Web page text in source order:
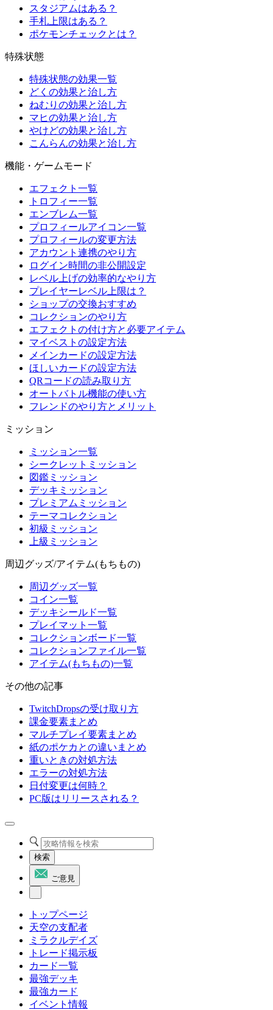
スタジアムはある？
手札上限はある？
ポケモンチェックとは？
特殊状態
特殊状態の効果一覧
どくの効果と治し方
ねむりの効果と治し方
マヒの効果と治し方
やけどの効果と治し方
こんらんの効果と治し方
機能・ゲームモード
エフェクト一覧
トロフィー一覧
エンブレム一覧
プロフィールアイコン一覧
プロフィールの変更方法
アカウント連携のやり方
ログイン時間の非公開設定
レベル上げの効率的なやり方
プレイヤーレベル上限は？
ショップの交換おすすめ
コレクションのやり方
エフェクトの付け方と必要アイテム
マイベストの設定方法
メインカードの設定方法
ほしいカードの設定方法
QRコードの読み取り方
オートバトル機能の使い方
フレンドのやり方とメリット
ミッション
ミッション一覧
シークレットミッション
図鑑ミッション
デッキミッション
プレミアムミッション
テーマコレクション
初級ミッション
上級ミッション
周辺グッズ/アイテム(もちもの)
周辺グッズ一覧
コイン一覧
デッキシールド一覧
プレイマット一覧
コレクションボード一覧
コレクションファイル一覧
アイテム(もちもの)一覧
その他の記事
TwitchDropsの受け取り方
課金要素まとめ
マルチプレイ要素まとめ
紙のポケカとの違いまとめ
重いときの対処方法
エラーの対処方法
日付変更は何時？
PC版はリリースされる？
検索
ご意見
トップページ
天空の支配者
ミラクルデイズ
トレード掲示板
カード一覧
最強デッキ
最強カード
イベント情報